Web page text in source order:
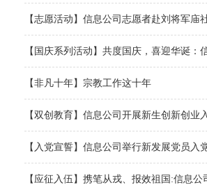
【非凡十年】宗教工作这十年